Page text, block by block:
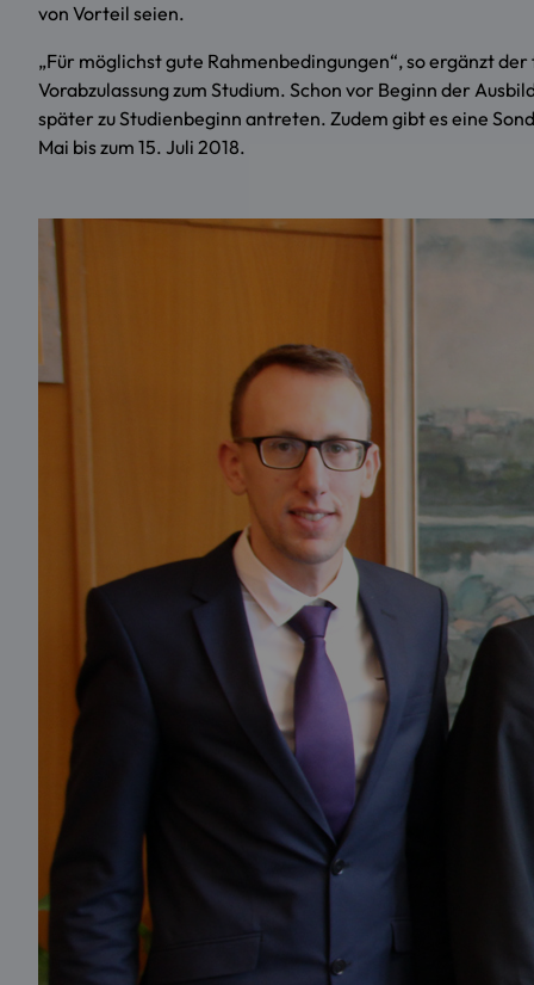
von Vorteil seien.
„Für möglichst gute Rahmenbedingungen“, so ergänzt
Vorabzulassung zum Studium. Schon vor Beginn der
später zu Studienbeginn antreten. Zudem gibt es eine
Mai bis zum 15. Juli 2018.